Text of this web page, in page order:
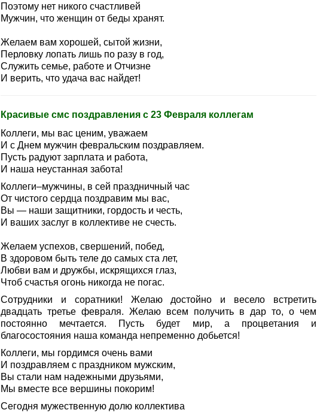
Поэтому нет никого счастливей
Мужчин, что женщин от беды хранят.
Желаем вам хорошей, сытой жизни,
Перловку лопать лишь по разу в год,
Служить семье, работе и Отчизне
И верить, что удача вас найдет!
Красивые смс поздравления с 23 Февраля коллегам
Коллеги, мы вас ценим, уважаем
И с Днем мужчин февральским поздравляем.
Пусть радуют зарплата и работа,
И наша неустанная забота!
Коллеги–мужчины, в сей праздничный час
От чистого сердца поздравим мы вас,
Вы — наши защитники, гордость и честь,
И ваших заслуг в коллективе не счесть.
Желаем успехов, свершений, побед,
В здоровом быть теле до самых ста лет,
Любви вам и дружбы, искрящихся глаз,
Чтоб счастья огонь никогда не погас.
Сотрудники и соратники! Желаю достойно и весело встретить
двадцать третье февраля. Желаю всем получить в дар то, о чем
постоянно мечтается. Пусть будет мир, а процветания и
благосостояния наша команда непременно добьется!
Коллеги, мы гордимся очень вами
И поздравляем с праздником мужским,
Вы стали нам надежными друзьями,
Мы вместе все вершины покорим!
Сегодня мужественную долю коллектива